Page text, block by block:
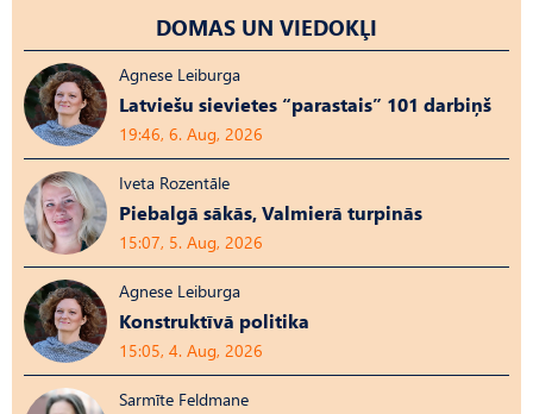
DOMAS UN VIEDOKĻI
Agnese Leiburga
Latviešu sievietes “parastais” 101 darbiņš
19:46, 6. Aug, 2026
Iveta Rozentāle
Piebalgā sākās, Valmierā turpinās
15:07, 5. Aug, 2026
Agnese Leiburga
Konstruktīvā politika
15:05, 4. Aug, 2026
Sarmīte Feldmane